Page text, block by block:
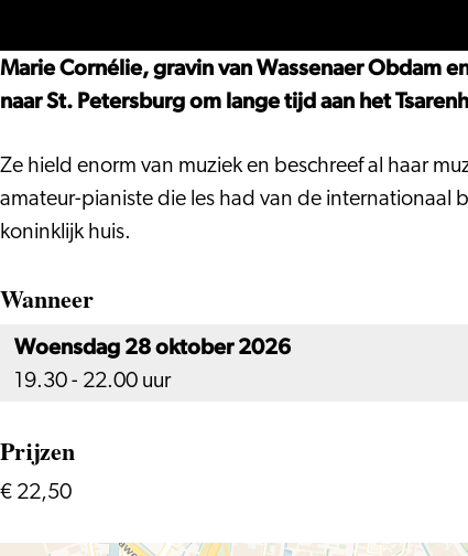
een
hofdame
reis
met
een
Marie Cornélie, gravin van Wassenaer Obdam
naar St. Petersburg om lange tijd aan het
Ze hield enorm van muziek en beschreef al haar
amateur-pianiste die les had van de
koninklijk huis.
Wanneer
Woensdag 28 oktober 2026
19.30 - 22.00 uur
Prijzen
€ 22,50